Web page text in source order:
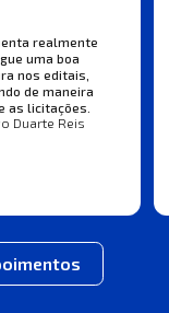
realmente
uma boa
nos editais,
de maneira
as licitações.
Duarte Reis